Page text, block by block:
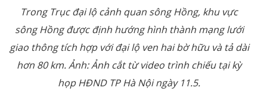
Trong Trục đại lộ cảnh quan sông Hồng, khu vực
sông Hồng được định hướng hình thành mạng lưới
giao thông tích hợp với đại lộ ven hai bờ hữu và tả dài
hơn 80 km. Ảnh: Ảnh cắt từ video trình chiếu tại kỳ
họp HĐND TP Hà Nội ngày 11.5.